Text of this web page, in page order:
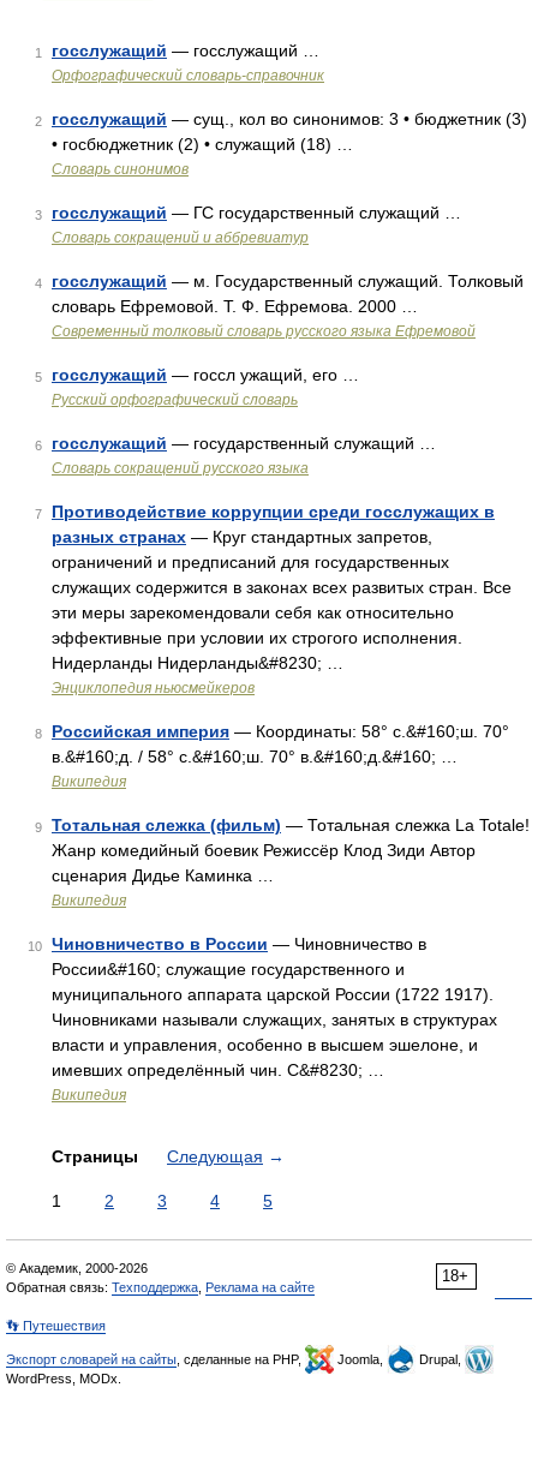
1 госслужащий — госслужащий …
Орфографический словарь-справочник
2 госслужащий — сущ., кол во синонимов: 3 • бюджетник (3)
• госбюджетник (2) • служащий (18) …
Словарь синонимов
3 госслужащий — ГС государственный служащий …
Словарь сокращений и аббревиатур
4 госслужащий — м. Государственный служащий. Толковый
словарь Ефремовой. Т. Ф. Ефремова. 2000 …
Современный толковый словарь русского языка Ефремовой
5 госслужащий — госсл ужащий, его …
Русский орфографический словарь
6 госслужащий — государственный служащий …
Словарь сокращений русского языка
7
Противодействие коррупции среди госслужащих в
разных странах — Круг стандартных запретов,
ограничений и предписаний для государственных
служащих содержится в законах всех развитых стран. Все
эти меры зарекомендовали себя как относительно
эффективные при условии их строгого исполнения.
Нидерланды Нидерланды&#8230; …
Энциклопедия ньюсмейкеров
8 Российская империя — Координаты: 58° с.&#160;ш. 70°
в.&#160;д. / 58° с.&#160;ш. 70° в.&#160;д.&#160; …
Википедия
9 Тотальная слежка (фильм) — Тотальная слежка La Totale!
Жанр комедийный боевик Режиссёр Клод Зиди Автор
сценария Дидье Каминка …
Википедия
10 Чиновничество в России — Чиновничество в
России&#160; служащие государственного и
муниципального аппарата царской России (1722 1917).
Чиновниками называли служащих, занятых в структурах
власти и управления, особенно в высшем эшелоне, и
имевших определённый чин. С&#8230; …
Википедия
Страницы Следующая →
1 2 3 4 5
18+
© Академик, 2000-2026
Обратная связь: Техподдержка Реклама на сайте
👣 Путешествия
Экспорт словарей на сайты , сделанные на PHP, Joomla,
Drupal,
WordPress, MODx.